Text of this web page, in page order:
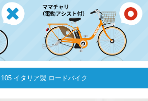
イタリア製 ロードバイク